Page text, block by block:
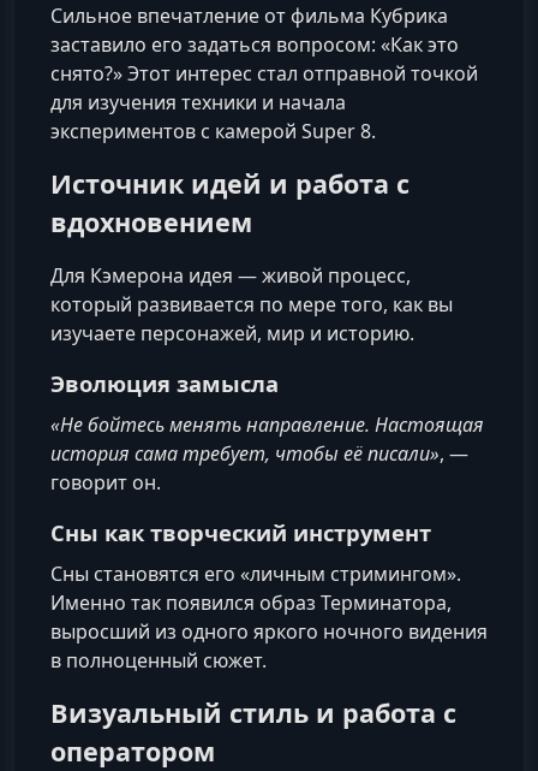
Сильное впечатление от фильма Кубрика
заставило его задаться вопросом: «Как это
снято?» Этот интерес стал отправной точкой
для изучения техники и начала
экспериментов с камерой Super 8.
Источник идей и работа с
вдохновением
Для Кэмерона идея — живой процесс,
который развивается по мере того, как вы
изучаете персонажей, мир и историю.
Эволюция замысла
«Не бойтесь менять направление. Настоящая
история сама требует, чтобы её писали», —
говорит он.
Сны как творческий инструмент
Сны становятся его «личным стримингом».
Именно так появился образ Терминатора,
выросший из одного яркого ночного видения
в полноценный сюжет.
Визуальный стиль и работа с
оператором